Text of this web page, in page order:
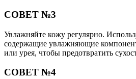
СОВЕТ №3
Увлажняйте кожу регулярно.
содержащие увлажняющие
или урея, чтобы предотвратить
СОВЕТ №4